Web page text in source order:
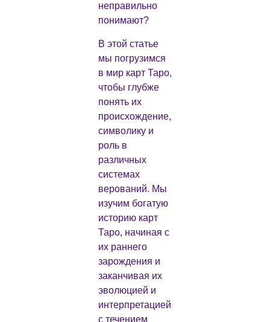
неправильно
понимают?
В этой статье
мы погрузимся
в мир карт Таро,
чтобы глубже
понять их
происхождение,
символику и
роль в
различных
системах
верований. Мы
изучим богатую
историю карт
Таро, начиная с
их раннего
зарождения и
заканчивая их
эволюцией и
интерпретацией
с течением